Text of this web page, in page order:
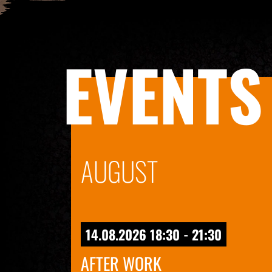
EVENTS
AUGUST
14.08.2026 18:30 - 21:30
AFTER WORK